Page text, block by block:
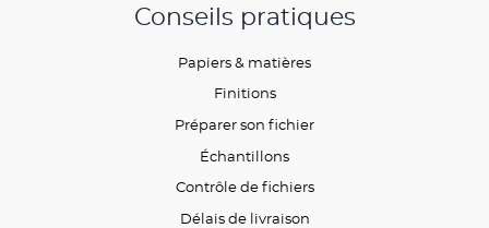
Conseils pratiques
Papiers & matières
Finitions
Préparer son fichier
Échantillons
Contrôle de fichiers
Délais de livraison